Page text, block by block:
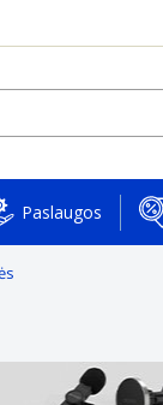
Paslaugos